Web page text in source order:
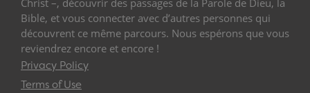
Bible, et vous connecter avec d’autres personnes qui
découvrent ce même parcours. Nous espérons que vous
reviendrez encore et encore !
Privacy Policy
Terms of Use